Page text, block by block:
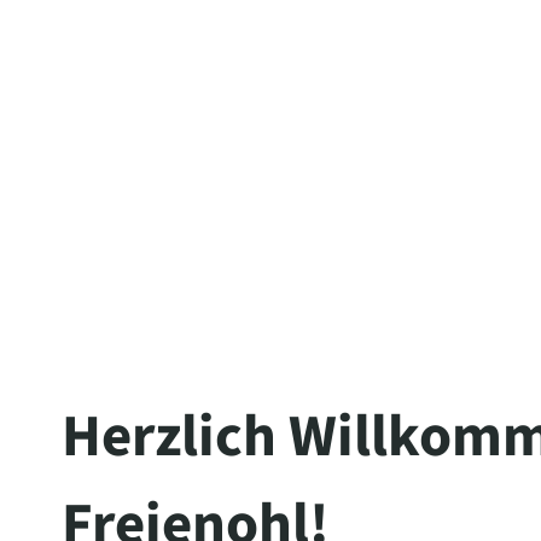
Herzlich